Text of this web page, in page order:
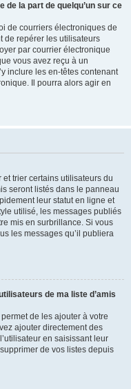
de la part de quelqu’un sur ce
de courriers électroniques de
de repérer les utilisateurs
par courrier électronique
vous avez reçu à un
inclure les en-têtes contenant
Il pourra alors agir en
trier certains utilisateurs du
seront listés dans le panneau
leur statut en ligne et
utilisé, les messages publiés
mis en surbrillance. Si vous
les messages qu’il publiera
de ma liste d’amis
de les ajouter à votre
ajouter directement des
en saisissant leur
de vos listes depuis